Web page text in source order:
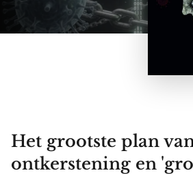
Het grootste plan
ontkerstening en